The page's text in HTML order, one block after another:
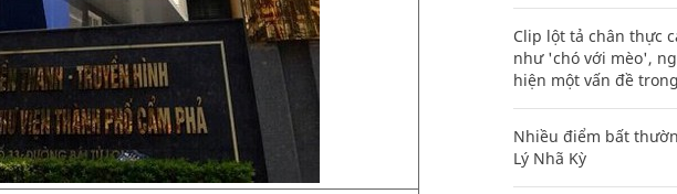
Clip lột tả chân thực
như 'chó với mèo',
hiện một vấn đề
Nhiều điểm bất
Lý Nhã Kỳ